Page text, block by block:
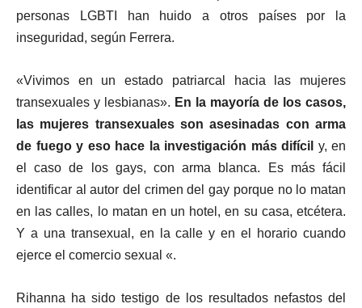
personas LGBTI han huido a otros países por la
inseguridad, según Ferrera.
«Vivimos en un estado patriarcal hacia las mujeres
transexuales y lesbianas». En la mayoría de los casos,
las mujeres transexuales son asesinadas con arma
de fuego y eso hace la investigación más difícil y, en
el caso de los gays, con arma blanca. Es más fácil
identificar al autor del crimen del gay porque no lo matan
en las calles, lo matan en un hotel, en su casa, etcétera.
Y a una transexual, en la calle y en el horario cuando
ejerce el comercio sexual «.
Rihanna ha sido testigo de los resultados nefastos del